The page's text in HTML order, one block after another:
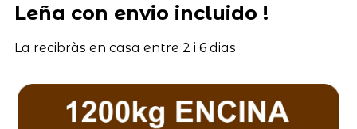
Leña con envio incluido !
La recibràs en casa entre 2 i 6 dias